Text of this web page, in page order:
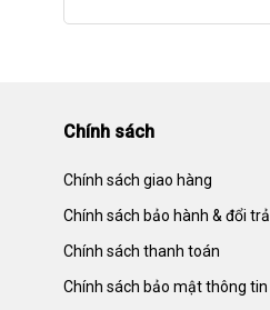
Chính sách
Chính sách giao hàng
Chính sách bảo hành & đổi trả
Chính sách thanh toán
Chính sách bảo mật thông tin